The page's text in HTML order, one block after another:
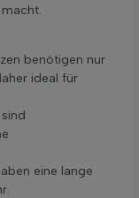
benötigen nur
ideal für
eine lange